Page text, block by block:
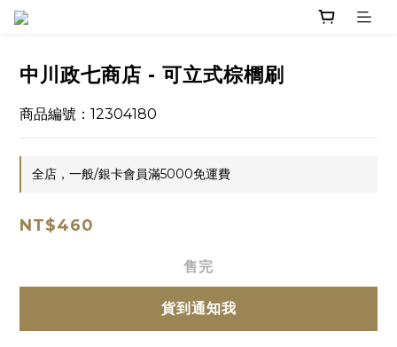
中川政七商店 - 可立式棕櫚刷
商品編號：12304180
全店，一般/銀卡會員滿5000免運費
NT$460
售完
貨到通知我